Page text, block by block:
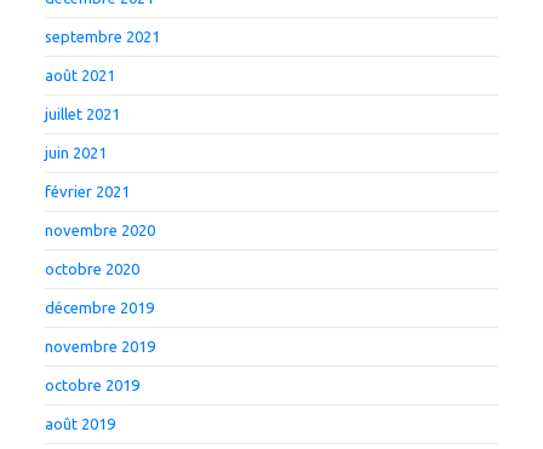
septembre 2021
août 2021
juillet 2021
juin 2021
février 2021
novembre 2020
octobre 2020
décembre 2019
novembre 2019
octobre 2019
août 2019